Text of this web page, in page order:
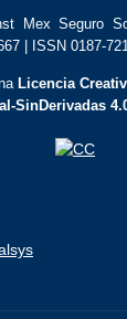
Mex Seguro
| ISSN 0187-
Licencia
SinDerivadas